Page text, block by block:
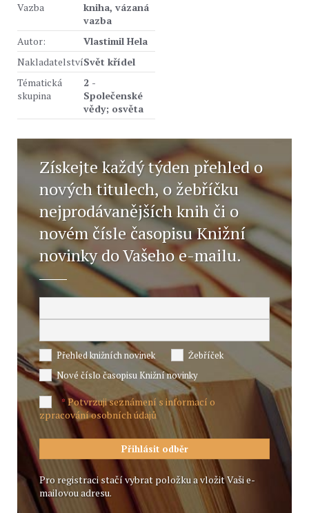
Vazba
kniha, vázaná
vazba
Autor:
Vlastimil Hela
NakladatelstvíSvět křídel
Tématická
skupina
2 -
Společenské
vědy; osvěta
Získejte každý týden přehled o
nových titulech, o žebříčku
nejprodávanějších knih či o
novém čísle časopisu Knižní
novinky do Vašeho e-mailu.
Přehled knižních novinek
Žebříček
Nové číslo časopisu Knižní novinky
*Potvrzuji seznámení s informací o
zpracování osobních údajů
Pro registraci stačí vybrat položku a vložit Vaši e-
mailovou adresu.